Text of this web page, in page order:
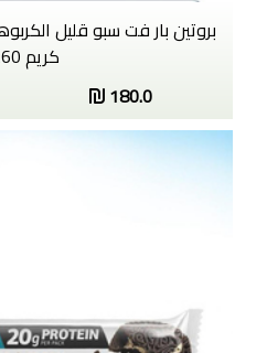
كريم 60غم
180.0